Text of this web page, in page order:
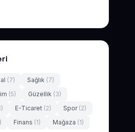
(7) Sağlık (7)
(5) Güzellik (3)
E-Ticaret (2) Spor (2)
Finans (1) Mağaza (1)